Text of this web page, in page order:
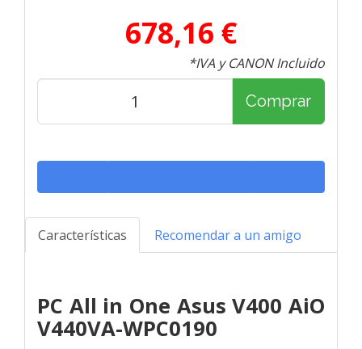
678,16 €
*IVA y CANON Incluido
Comprar
Características Recomendar a un amigo
PC All in One Asus V400 AiO
V440VA-WPC0190